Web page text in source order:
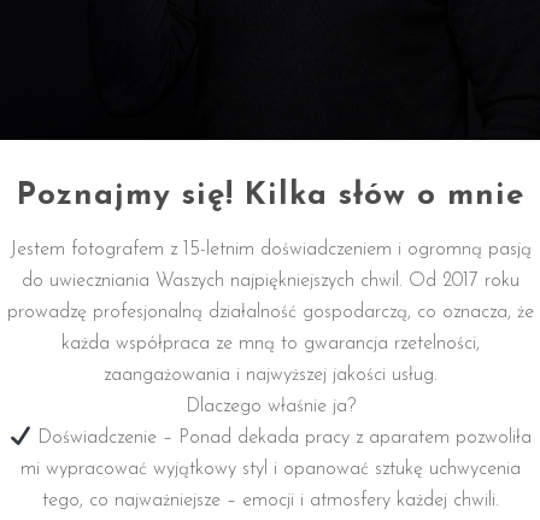
Poznajmy się! Kilka słów o mnie
Jestem fotografem z 15-letnim doświadczeniem i ogromną pasją
do uwieczniania Waszych najpiękniejszych chwil. Od 2017 roku
prowadzę profesjonalną działalność gospodarczą, co oznacza, że
każda współpraca ze mną to gwarancja rzetelności,
zaangażowania i najwyższej jakości usług.
Dlaczego właśnie ja?
Doświadczenie – Ponad dekada pracy z aparatem pozwoliła
mi wypracować wyjątkowy styl i opanować sztukę uchwycenia
tego, co najważniejsze – emocji i atmosfery każdej chwili.